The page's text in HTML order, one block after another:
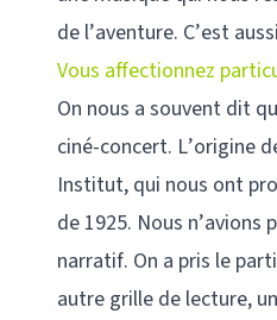
de l’aventure. C’est
Vous affectionnez
On nous a souvent dit
ciné-concert. L’origine
Institut, qui nous ont
de 1925. Nous
narratif. On a pris le
autre grille de lecture,